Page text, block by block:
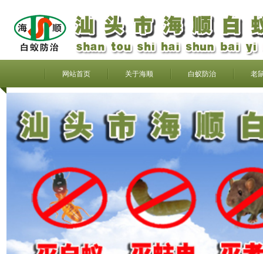
网站首页 关于海顺 白蚁防治 老